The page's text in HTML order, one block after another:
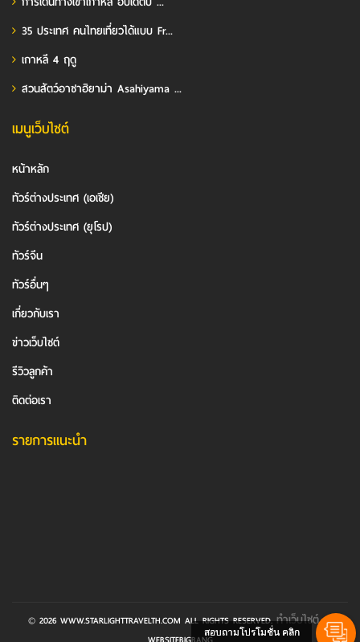
35 ประเทศ คนไทยเที่ยวได้แบบ Fr...
เกาหลี 4 ฤดู
สวนสัตว์อาซาฮิยาม่า Asahiyama ...
เมนูเว็บไซต์
หน้าหลัก
ทัวร์ต่างประเทศ (เอเชีย)
ทัวร์ต่างประเทศ (ยุโรป)
ทัวร์จีน
ทัวร์อื่นๆ
เกี่ยวกับเรา
ข่าวเว็บไซต์
รีวิวลูกค้า
ติดต่อเรา
รายการแนะนำ
© 2026 WWW.STARLIGHTTRAVELTH.COM ALL RIGHTS RESERVED.ทำเว็บไซต์BY
สอบถามโปรโมชั่น คลิก